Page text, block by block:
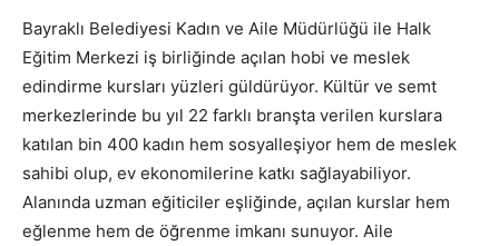
Bayraklı Belediyesi Kadın ve Aile Müdürlüğü ile Halk
Eğitim Merkezi iş birliğinde açılan hobi ve meslek
edindirme kursları yüzleri güldürüyor. Kültür ve semt
merkezlerinde bu yıl 22 farklı branşta verilen kurslara
katılan bin 400 kadın hem sosyalleşiyor hem de meslek
sahibi olup, ev ekonomilerine katkı sağlayabiliyor.
Alanında uzman eğiticiler eşliğinde, açılan kurslar hem
eğlenme hem de öğrenme imkanı sunuyor. Aile